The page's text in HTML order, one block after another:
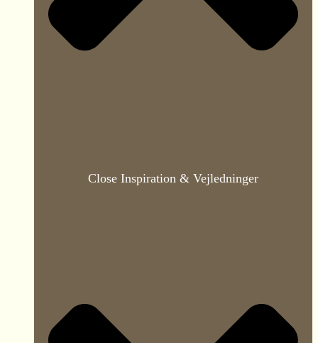
Close Inspiration & Vejledninger